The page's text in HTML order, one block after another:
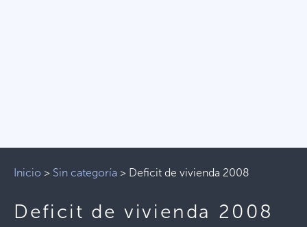
Inicio > Sin categoría > Deficit de vivienda 2008
Deficit de vivienda 2008